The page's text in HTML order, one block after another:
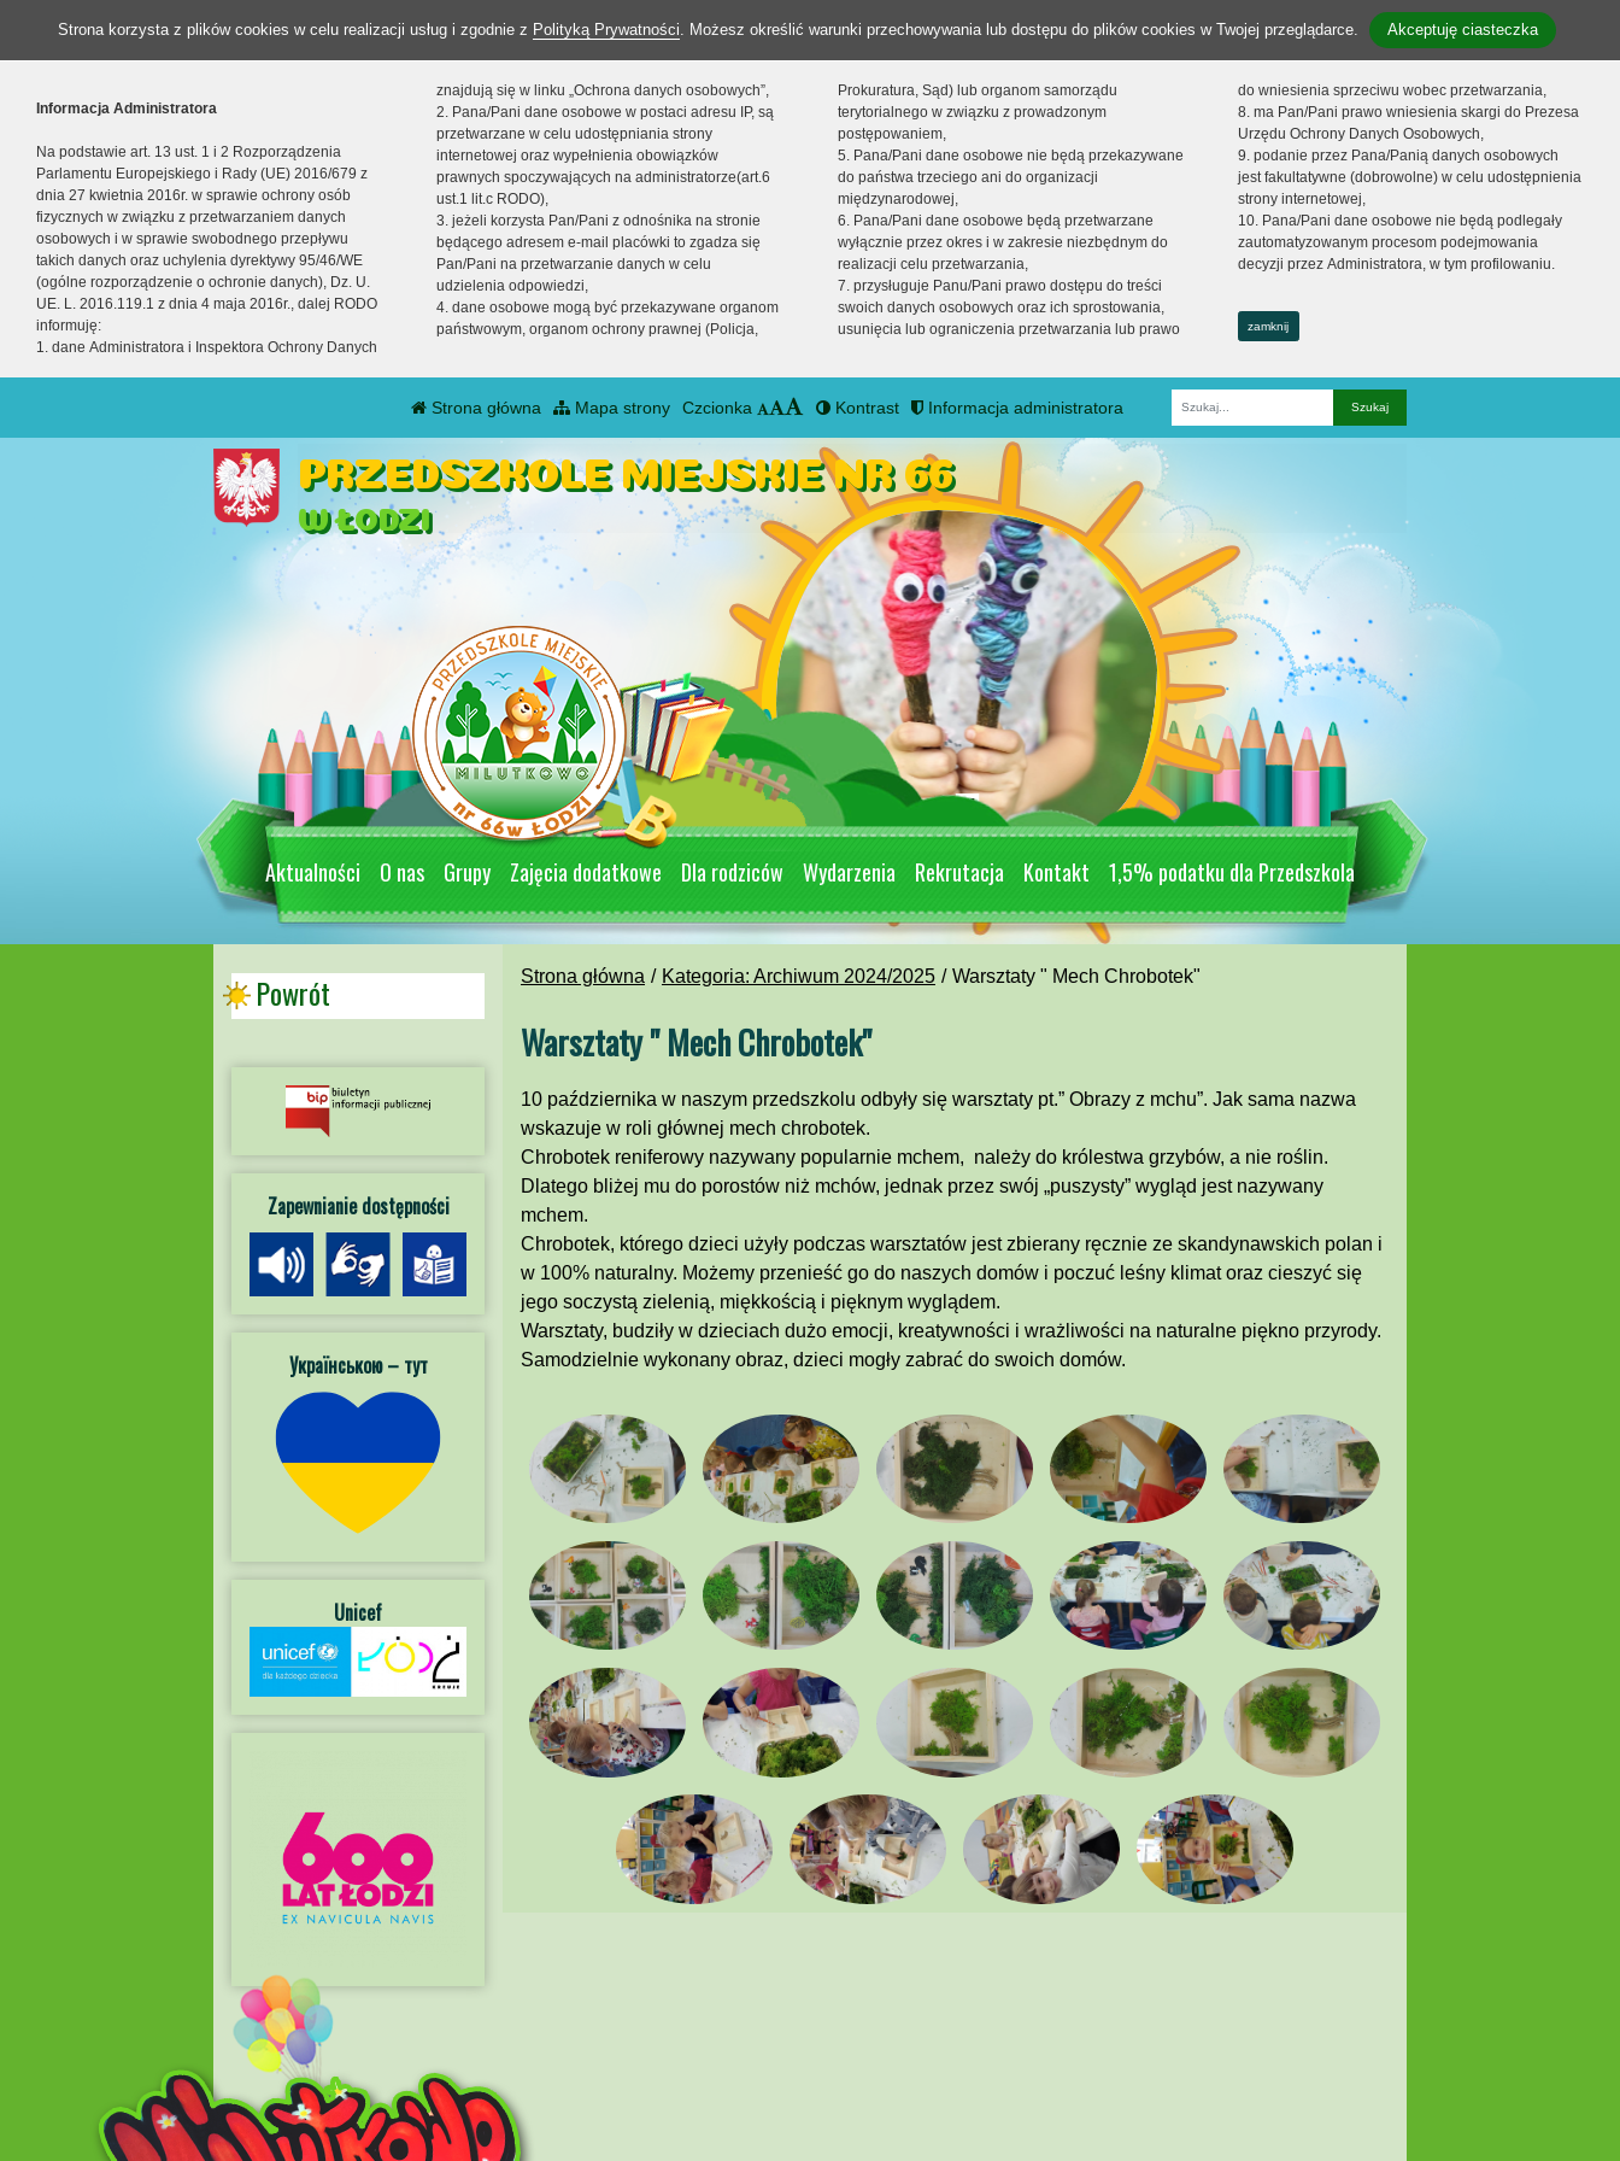
Strona korzysta z plików cookies w celu realizacji usług i zgodnie z Polityką Prywatności. Możesz określić warunki przechowywania lub dostępu do plików cookies w Twojej przeglądarce. Akceptuję ciasteczka
Informacja Administratora
Na podstawie art. 13 ust. 1 i 2 Rozporządzenia
Parlamentu Europejskiego i Rady (UE) 2016/679 z
dnia 27 kwietnia 2016r. w sprawie ochrony osób
fizycznych w związku z przetwarzaniem danych
osobowych i w sprawie swobodnego przepływu
takich danych oraz uchylenia dyrektywy 95/46/WE
(ogólne rozporządzenie o ochronie danych), Dz. U.
UE. L. 2016.119.1 z dnia 4 maja 2016r., dalej RODO
informuję:
1. dane Administratora i Inspektora Ochrony Danych
znajdują się w linku „Ochrona danych osobowych”,
2. Pana/Pani dane osobowe w postaci adresu IP, są
przetwarzane w celu udostępniania strony
internetowej oraz wypełnienia obowiązków
prawnych spoczywających na administratorze(art.6
ust.1 lit.c RODO),
3. jeżeli korzysta Pan/Pani z odnośnika na stronie
będącego adresem e-mail placówki to zgadza się
Pan/Pani na przetwarzanie danych w celu
udzielenia odpowiedzi,
4. dane osobowe mogą być przekazywane organom
państwowym, organom ochrony prawnej (Policja,
Prokuratura, Sąd) lub organom samorządu
terytorialnego w związku z prowadzonym
postępowaniem,
5. Pana/Pani dane osobowe nie będą przekazywane
do państwa trzeciego ani do organizacji
międzynarodowej,
6. Pana/Pani dane osobowe będą przetwarzane
wyłącznie przez okres i w zakresie niezbędnym do
realizacji celu przetwarzania,
7. przysługuje Panu/Pani prawo dostępu do treści
swoich danych osobowych oraz ich sprostowania,
usunięcia lub ograniczenia przetwarzania lub prawo
do wniesienia sprzeciwu wobec przetwarzania,
8. ma Pan/Pani prawo wniesienia skargi do Prezesa
Urzędu Ochrony Danych Osobowych,
9. podanie przez Pana/Panią danych osobowych
jest fakultatywne (dobrowolne) w celu udostępnienia
strony internetowej,
10. Pana/Pani dane osobowe nie będą podlegały
zautomatyzowanym procesom podejmowania
decyzji przez Administratora, w tym profilowaniu.
zamknij
Strona główna Mapa strony Czcionka Kontrast Informacja administratora
Fraza
PRZEDSZKOLE MIEJSKIE NR 66
W ŁODZI
Aktualności O nas Grupy Zajęcia dodatkowe Dla rodziców Wydarzenia Rekrutacja Kontakt 1,5% podatku dla Przedszkola
Strona główna Kategoria: Archiwum 2024/2025 Warsztaty " Mech Chrobotek"
Warsztaty " Mech Chrobotek"
10 października w naszym przedszkolu odbyły się warsztaty pt.” Obrazy z mchu”. Jak sama nazwa
wskazuje w roli głównej mech chrobotek.
Chrobotek reniferowy nazywany popularnie mchem, należy do królestwa grzybów, a nie roślin.
Dlatego bliżej mu do porostów niż mchów, jednak przez swój „puszysty” wygląd jest nazywany
mchem.
Chrobotek, którego dzieci użyły podczas warsztatów jest zbierany ręcznie ze skandynawskich polan i
w 100% naturalny. Możemy przenieść go do naszych domów i poczuć leśny klimat oraz cieszyć się
jego soczystą zielenią, miękkością i pięknym wyglądem.
Warsztaty, budziły w dzieciach dużo emocji, kreatywności i wrażliwości na naturalne piękno przyrody.
Samodzielnie wykonany obraz, dzieci mogły zabrać do swoich domów.
Powrót
Zapewnianie dostępności
Українською – тут
Unicef